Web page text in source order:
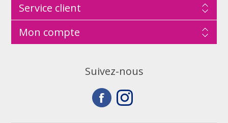
Service client
Mon compte
Suivez-nous